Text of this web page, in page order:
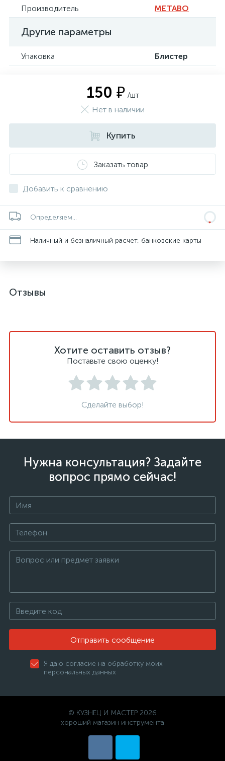
Производитель METABO
Другие параметры
Упаковка Блистер
150 ₽ /шт
Нет в наличии
Купить
Заказать товар
Добавить к сравнению
Определяем...
Наличный и безналичный расчет, банковские карты
Отзывы
Хотите оставить отзыв?
Поставьте свою оценку!
Сделайте выбор!
Нужна консультация? Задайте
вопрос прямо сейчас!
Отправить сообщение
Я даю согласие на обработку моих
персональных данных
© КУЗНЕЦ И МАСТЕР 2026
хороший магазин инструмента